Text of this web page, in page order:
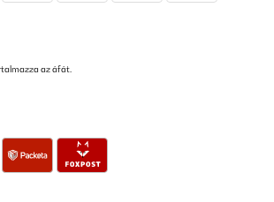
az áfát.